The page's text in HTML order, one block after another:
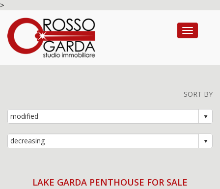
>
Toggle
SORT BY
LAKE GARDA PENTHOUSE FOR SALE